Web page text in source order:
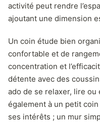
activité peut rendre
ajoutant une dimension
Un coin étude bien
confortable et de
concentration et
détente avec des
ado de se relaxer, lire
également à un petit coin
ses intérêts ; un mur